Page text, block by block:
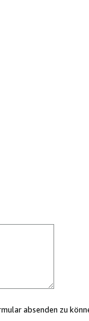
absenden zu